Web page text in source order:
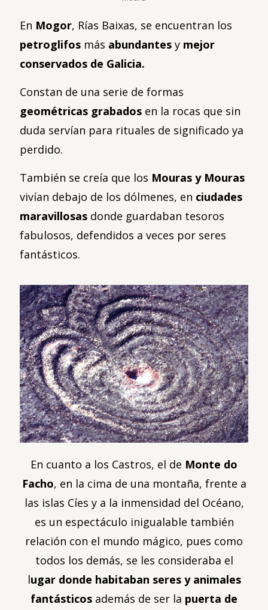
En Mogor, Rías Baixas, se encuentran los
petroglifos más abundantes y mejor
conservados de Galicia.
Constan de una serie de formas
geométricas grabados en la rocas que sin
duda servían para rituales de significado ya
perdido.
También se creía que los Mouras y Mouras
vivían debajo de los dólmenes, en ciudades
maravillosas donde guardaban tesoros
fabulosos, defendidos a veces por seres
fantásticos.
En cuanto a los Castros, el de Monte do
Facho, en la cima de una montaña, frente a
las islas Cíes y a la inmensidad del Océano,
es un espectáculo inigualable también
relación con el mundo mágico, pues como
todos los demás, se les consideraba el
lugar donde habitaban seres y animales
fantásticos además de ser la puerta de